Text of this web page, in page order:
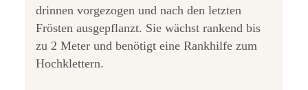
drinnen vorgezogen und nach den letzten
Frösten ausgepflanzt. Sie wächst rankend bis
zu 2 Meter und benötigt eine Rankhilfe zum
Hochklettern.